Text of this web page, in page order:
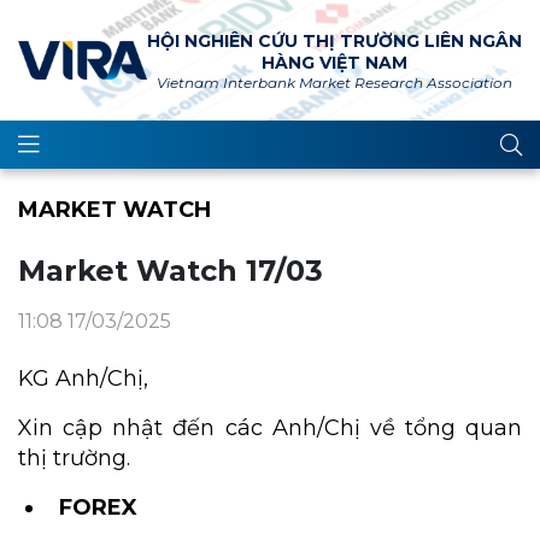
HỘI NGHIÊN CỨU THỊ TRƯỜNG LIÊN NGÂN
HÀNG VIỆT NAM
Vietnam Interbank Market Research Association
MARKET WATCH
Market Watch 17/03
11:08 17/03/2025
KG Anh/Chị,
Xin cập nhật đến các Anh/Chị về tổng quan
thị trường.
FOREX